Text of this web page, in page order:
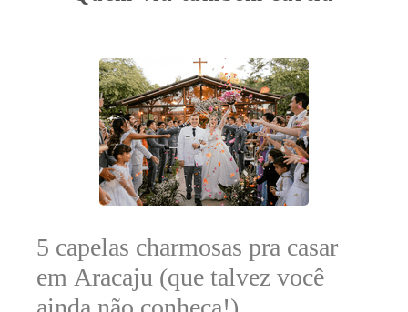
5 capelas charmosas pra casar
em Aracaju (que talvez você